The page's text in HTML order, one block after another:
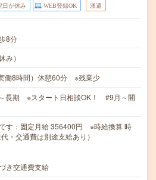
日が休み WEB登録OK 派遣
8分
み）
働8時間）休憩60分 ※残業少
長期 ※スタート日相談OK！ #9月～開
す：固定月給 356400円 ※時給換算 時
・交通費は別途支給あり）
き交通費支給